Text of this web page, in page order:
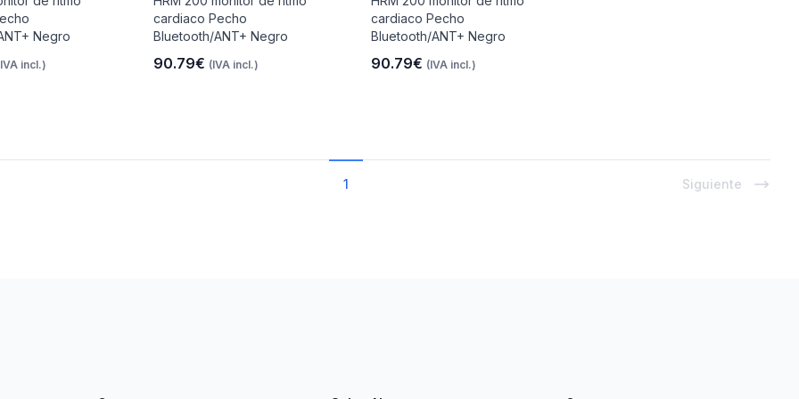
Negro
incl.)
cardiaco Pecho
Bluetooth/ANT+ Negro
90.79€ (IVA incl.)
cardiaco Pecho
Bluetooth/ANT+ Negro
90.79€ (IVA incl.)
1 Siguiente